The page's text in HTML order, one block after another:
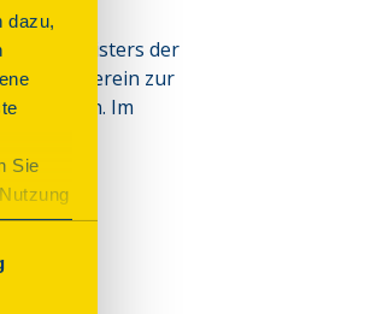
dazu,
Sie
Tool
den
Bürgermeisters der
Hülfsverein zur
Im